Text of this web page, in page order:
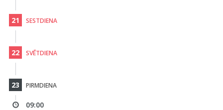
21 SESTDIENA
22 SVĒTDIENA
23 PIRMDIENA
09:00